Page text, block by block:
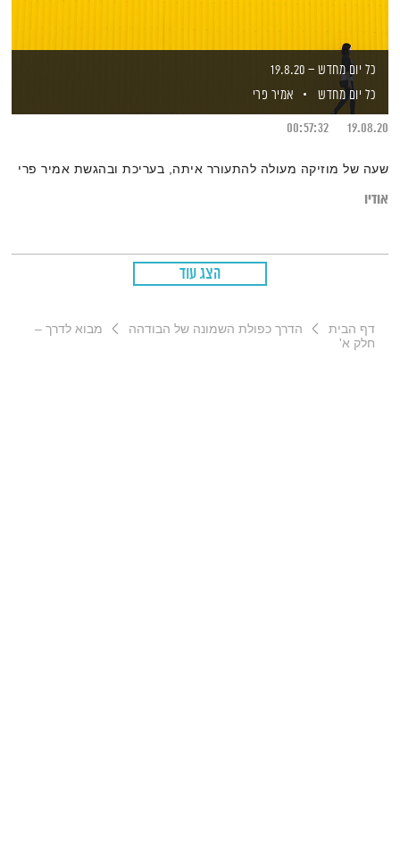
כל יום מחדש – 19.8.20
כל יום מחדש
אמיר פרי
19.08.20
00:57:32
שעה של מוזיקה מעולה להתעורר איתה, בעריכת ובהגשת אמיר פרי
אודיו
הצג עוד
דף הבית הדרך כפולת השמונה של הבודהה
מבוא לדרך –
חלק א'